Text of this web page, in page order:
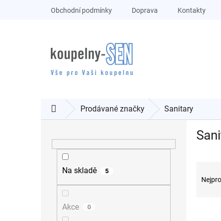
Obchodní podmínky Doprava Kontakty
DomůProdávané značky Sanitary
Na skladě 5
Akce 0